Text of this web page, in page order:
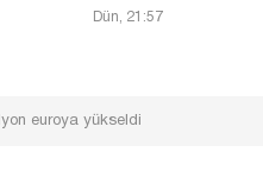
Dün, 21:57
euroya yükseldi